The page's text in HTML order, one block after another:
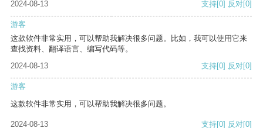
2024-08-13
支持[0] 反对[0]
游客
这款软件非常实用，可以帮助我解决很多问题。比如，我可以使用它来
查找资料、翻译语言、编写代码等。
2024-08-13
支持[0] 反对[0]
游客
这款软件非常实用，可以帮助我解决很多问题。
2024-08-13 支持[0] 反对[0]